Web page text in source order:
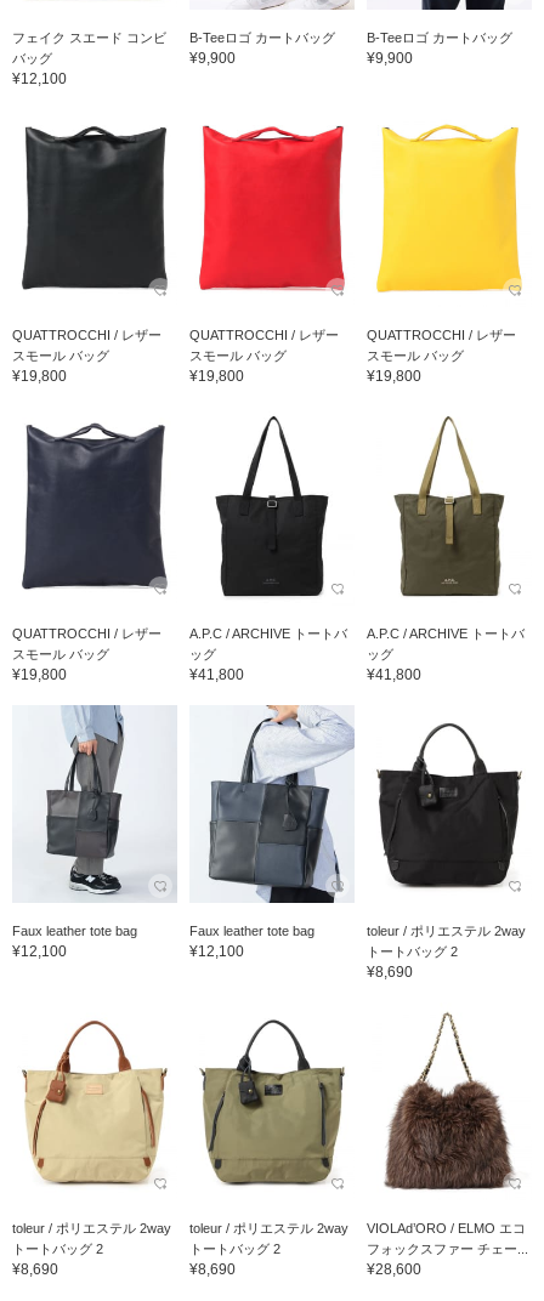
フェイク スエード コンビ
バッグ
¥12,100
B-Teeロゴ カートバッグ
¥9,900
B-Teeロゴ カートバッグ
¥9,900
QUATTROCCHI / レザー
スモール バッグ
¥19,800
QUATTROCCHI / レザー
スモール バッグ
¥19,800
QUATTROCCHI / レザー
スモール バッグ
¥19,800
QUATTROCCHI / レザー
スモール バッグ
¥19,800
A.P.C / ARCHIVE トートバ
ッグ
¥41,800
A.P.C / ARCHIVE トートバ
ッグ
¥41,800
Faux leather tote bag
¥12,100
Faux leather tote bag
¥12,100
toleur / ポリエステル 2way
トートバッグ 2
¥8,690
toleur / ポリエステル 2way
トートバッグ 2
¥8,690
toleur / ポリエステル 2way
トートバッグ 2
¥8,690
VIOLAd’ORO / ELMO エコ
フォックスファー チェー...
¥28,600